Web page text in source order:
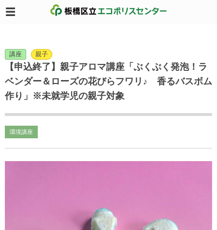
講座 親子
【申込終了】親子アロマ講座「ぶくぶく発泡！ラ
ベンダー＆ローズの花びらフワリ♪ 香るバスボム
作り」※未就学児の親子対象
環境講座